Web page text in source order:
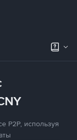
P2P, используя